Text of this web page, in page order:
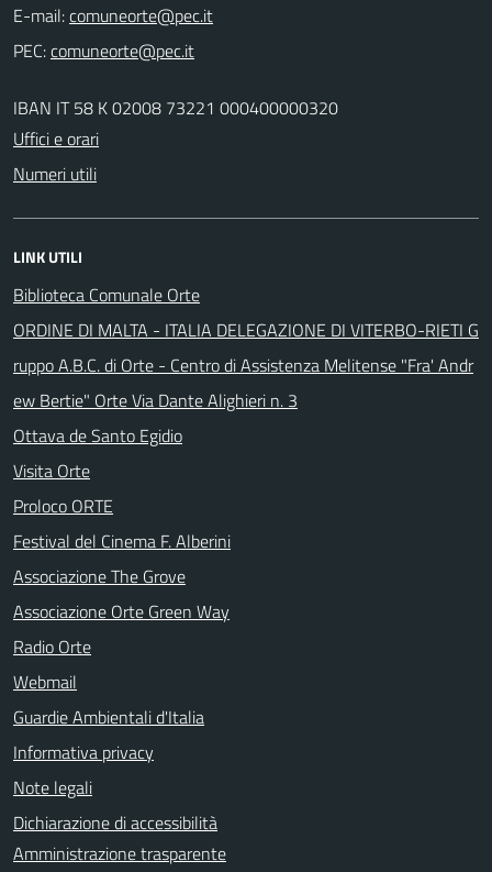
E-mail:
PEC:
IBAN IT 58 K 02008 73221 000400000320
Uffici e orari
Numeri utili
LINK UTILI
Biblioteca Comunale Orte
ORDINE DI MALTA - ITALIA DELEGAZIONE DI VITERBO-RIETI G
ruppo A.B.C. di Orte - Centro di Assistenza Melitense "Fra' Andr
ew Bertie" Orte Via Dante Alighieri n. 3
Ottava de Santo Egidio
Visita Orte
Proloco ORTE
Festival del Cinema F. Alberini
Associazione The Grove
Associazione Orte Green Way
Radio Orte
Webmail
Guardie Ambientali d'Italia
Informativa privacy
Note legali
Dichiarazione di accessibilità
Amministrazione trasparente